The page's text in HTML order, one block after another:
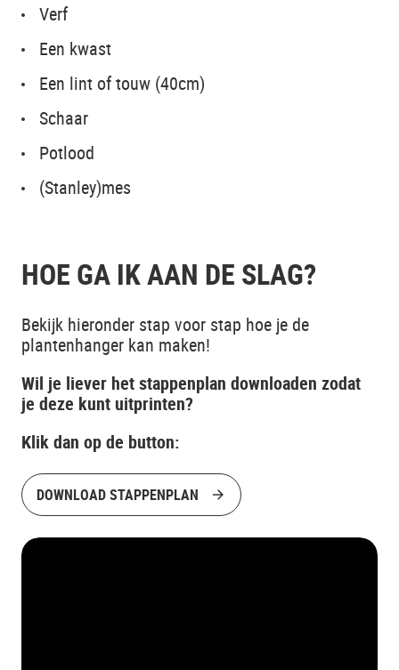
Verf
Een kwast
Een lint of touw (40cm)
Schaar
Potlood
(Stanley)mes
HOE GA IK AAN DE SLAG?
Bekijk hieronder stap voor stap hoe je de
plantenhanger kan maken!
Wil je liever het stappenplan downloaden zodat
je deze kunt uitprinten?
Klik dan op de button:
DOWNLOAD STAPPENPLAN